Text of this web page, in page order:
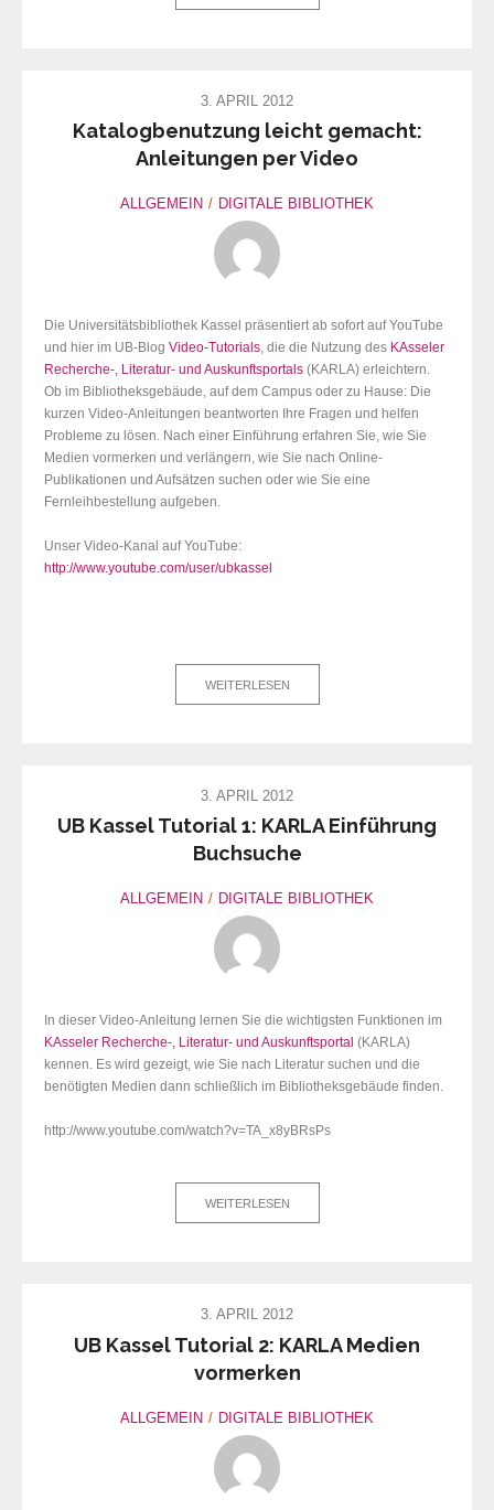
3. APRIL 2012
Katalogbenutzung leicht gemacht:
Anleitungen per Video
ALLGEMEIN DIGITALE BIBLIOTHEK
Die Universitätsbibliothek Kassel präsentiert ab sofort auf YouTube
und hier im UB-Blog Video-Tutorials, die die Nutzung des KAsseler
Recherche-, Literatur- und Auskunftsportals (KARLA) erleichtern.
Ob im Bibliotheksgebäude, auf dem Campus oder zu Hause: Die
kurzen Video-Anleitungen beantworten Ihre Fragen und helfen
Probleme zu lösen. Nach einer Einführung erfahren Sie, wie Sie
Medien vormerken und verlängern, wie Sie nach Online-
Publikationen und Aufsätzen suchen oder wie Sie eine
Fernleihbestellung aufgeben.
Unser Video-Kanal auf YouTube:
http://www.youtube.com/user/ubkassel
WEITERLESEN
3. APRIL 2012
UB Kassel Tutorial 1: KARLA Einführung
Buchsuche
ALLGEMEIN DIGITALE BIBLIOTHEK
In dieser Video-Anleitung lernen Sie die wichtigsten Funktionen im
KAsseler Recherche-, Literatur- und Auskunftsportal (KARLA)
kennen. Es wird gezeigt, wie Sie nach Literatur suchen und die
benötigten Medien dann schließlich im Bibliotheksgebäude finden.
http://www.youtube.com/watch?v=TA_x8yBRsPs
WEITERLESEN
3. APRIL 2012
UB Kassel Tutorial 2: KARLA Medien
vormerken
ALLGEMEIN DIGITALE BIBLIOTHEK